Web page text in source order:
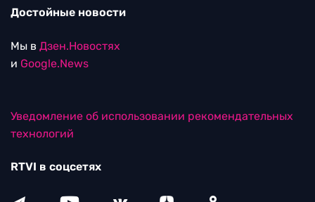
Достойные новости
Мы в Дзен.Новостях
и Google.News
Уведомление об использовании рекомендательных
технологий
RTVI в соцсетях